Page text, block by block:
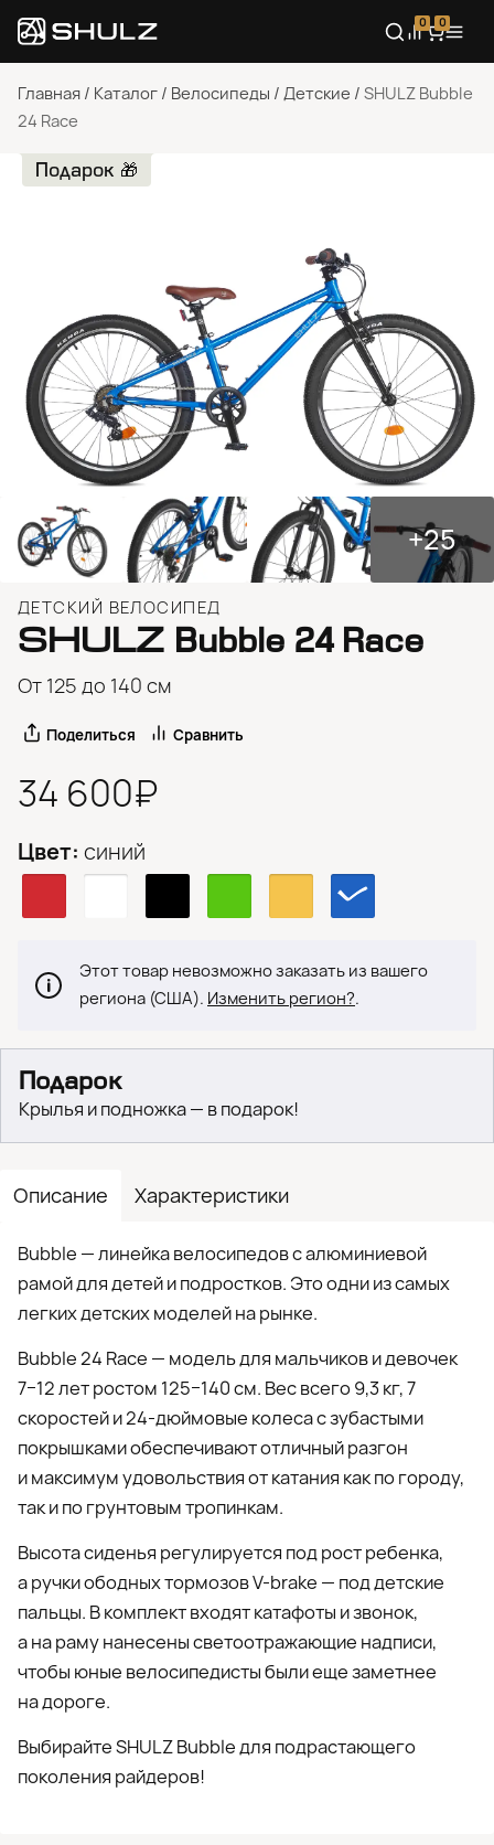
0 0
Главная / Каталог / Велосипеды / Детские / SHULZ Bubble
24 Race
Подарок 🎁
+25
Описание Характеристики
Bubble — линейка велосипедов с алюминиевой
рамой для детей и подростков. Это одни из самых
легких детских моделей на рынке.
Bubble 24 Race — модель для мальчиков и девочек
7−12 лет ростом 125−140 см. Вес всего 9,3 кг, 7
скоростей и 24-дюймовые колеса с зубастыми
покрышками обеспечивают отличный разгон
и максимум удовольствия от катания как по городу,
так и по грунтовым тропинкам.
Высота сиденья регулируется под рост ребенка,
а ручки ободных тормозов V-brake — под детские
пальцы. В комплект входят катафоты и звонок,
а на раму нанесены светоотражающие надписи,
чтобы юные велосипедисты были еще заметнее
на дороге.
Выбирайте SHULZ Bubble для подрастающего
поколения райдеров!
ДЕТСКИЙ ВЕЛОСИПЕД
SHULZ Bubble 24 Race
От 125 до 140 см
Поделиться Сравнить
34 600₽
Цвет: синий
Этот товар невозможно заказать из вашего
региона (США). Изменить регион?.
Подарок
Крылья и подножка — в подарок!